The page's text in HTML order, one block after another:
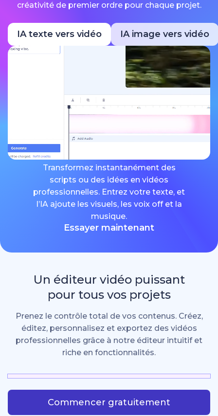
créativité de premier ordre pour chaque projet.
IA texte vers vidéo IA image vers vidéo
Transformez instantanément des
scripts ou des idées en vidéos
professionnelles. Entrez votre texte, et
l’IA ajoute les visuels, les voix off et la
musique.
Essayer maintenant
Un éditeur vidéo puissant
pour tous vos projets
Prenez le contrôle total de vos contenus. Créez,
éditez, personnalisez et exportez des vidéos
professionnelles grâce à notre éditeur intuitif et
riche en fonctionnalités.
Commencer gratuitement